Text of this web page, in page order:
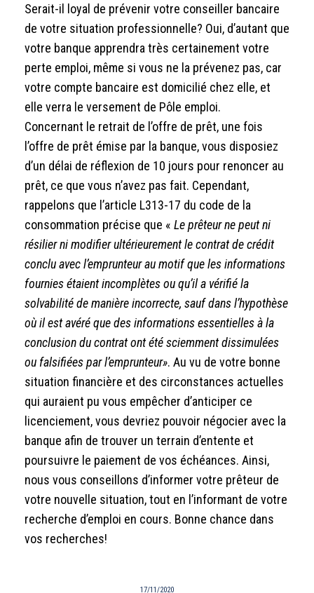
Serait-il loyal de prévenir votre conseiller bancaire
de votre situation professionnelle? Oui, d’autant que
votre banque apprendra très certainement votre
perte emploi, même si vous ne la prévenez pas, car
votre compte bancaire est domicilié chez elle, et
elle verra le versement de Pôle emploi.
Concernant le retrait de l’offre de prêt, une fois
l’offre de prêt émise par la banque, vous disposiez
d’un délai de réflexion de 10 jours pour renoncer au
prêt, ce que vous n’avez pas fait. Cependant,
rappelons que l’article L313-17 du code de la
consommation précise que « Le prêteur ne peut ni
résilier ni modifier ultérieurement le contrat de crédit
conclu avec l’emprunteur au motif que les informations
fournies étaient incomplètes ou qu’il a vérifié la
solvabilité de manière incorrecte, sauf dans l’hypothèse
où il est avéré que des informations essentielles à la
conclusion du contrat ont été sciemment dissimulées
ou falsifiées par l’emprunteur». Au vu de votre bonne
situation financière et des circonstances actuelles
qui auraient pu vous empêcher d’anticiper ce
licenciement, vous devriez pouvoir négocier avec la
banque afin de trouver un terrain d’entente et
poursuivre le paiement de vos échéances. Ainsi,
nous vous conseillons d’informer votre prêteur de
votre nouvelle situation, tout en l’informant de votre
recherche d’emploi en cours. Bonne chance dans
vos recherches!
17/11/2020